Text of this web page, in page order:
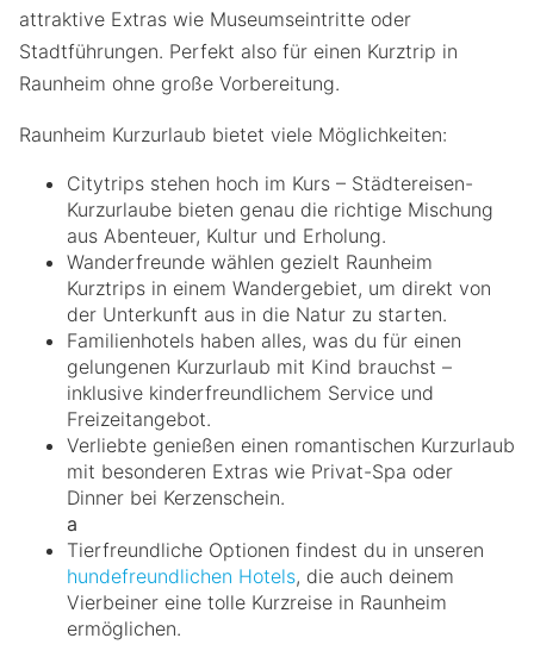
attraktive Extras wie Museumseintritte oder
Stadtführungen. Perfekt also für einen Kurztrip in
Raunheim ohne große Vorbereitung.
Raunheim Kurzurlaub bietet viele Möglichkeiten:
Citytrips stehen hoch im Kurs – Städtereisen-
Kurzurlaube bieten genau die richtige Mischung
aus Abenteuer, Kultur und Erholung.
Wanderfreunde wählen gezielt Raunheim
Kurztrips in einem Wandergebiet, um direkt von
der Unterkunft aus in die Natur zu starten.
Familienhotels haben alles, was du für einen
gelungenen Kurzurlaub mit Kind brauchst –
inklusive kinderfreundlichem Service und
Freizeitangebot.
Verliebte genießen einen romantischen Kurzurlaub
mit besonderen Extras wie Privat-Spa oder
Dinner bei Kerzenschein.
a
Tierfreundliche Optionen findest du in unseren
hundefreundlichen Hotels, die auch deinem
Vierbeiner eine tolle Kurzreise in Raunheim
ermöglichen.